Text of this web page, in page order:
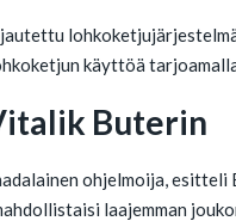
käyttöä
Buterin
ohjelmoija,
laajemman